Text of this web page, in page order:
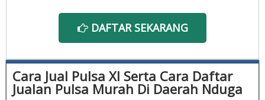
DAFTAR SEKARANG
Cara Jual Pulsa Xl Serta Cara Daftar
Jualan Pulsa Murah Di Daerah Nduga